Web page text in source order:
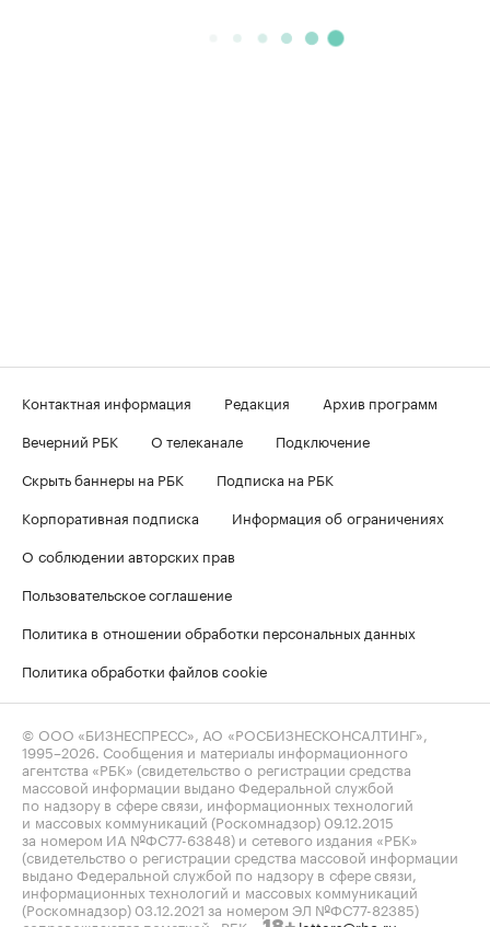
Контактная информация Редакция
Архив программ
Вечерний РБК
О телеканале
Подключение
Скрыть баннеры на РБК
Подписка на РБК
Корпоративная подписка
Информация об ограничениях
О соблюдении авторских прав
Пользовательское соглашение
Политика в отношении обработки персональных данных
Политика обработки файлов cookie
© ООО «БИЗНЕСПРЕСС», АО «РОСБИЗНЕСКОНСАЛТИНГ»,
1995–2026 . Сообщения и материалы информационного
агентства «РБК» (свидетельство о регистрации средства
массовой информации выдано Федеральной службой
по надзору в сфере связи, информационных технологий
и массовых коммуникаций (Роскомнадзор) 09.12.2015
за номером ИА №ФС77-63848) и сетевого издания «РБК»
(свидетельство о регистрации средства массовой информации
выдано Федеральной службой по надзору в сфере связи,
информационных технологий и массовых коммуникаций
(Роскомнадзор) 03.12.2021 за номером ЭЛ №ФС77-82385)